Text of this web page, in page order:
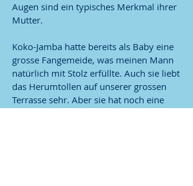
Augen sind ein typisches Merkmal ihrer
Mutter.
Koko-Jamba hatte bereits als Baby eine
grosse Fangemeide, was meinen Mann
natürlich mit Stolz erfüllte. Auch sie liebt
das Herumtollen auf unserer grossen
Terrasse sehr. Aber sie hat noch eine